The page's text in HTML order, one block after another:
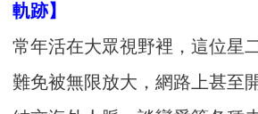
軌跡】
常年活在大眾視野裡，這位星
難免被無限放大，網路上甚至